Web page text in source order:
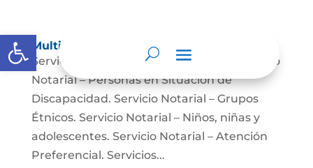
Abrir barra de herramientas
Multimedia
Servicio Notarial – Fuerzas Militares. Servicio
Notarial – Personas en Situación de
Discapacidad. Servicio Notarial – Grupos
Étnicos. Servicio Notarial – Niños, niñas y
adolescentes. Servicio Notarial – Atención
Preferencial. Servicios...